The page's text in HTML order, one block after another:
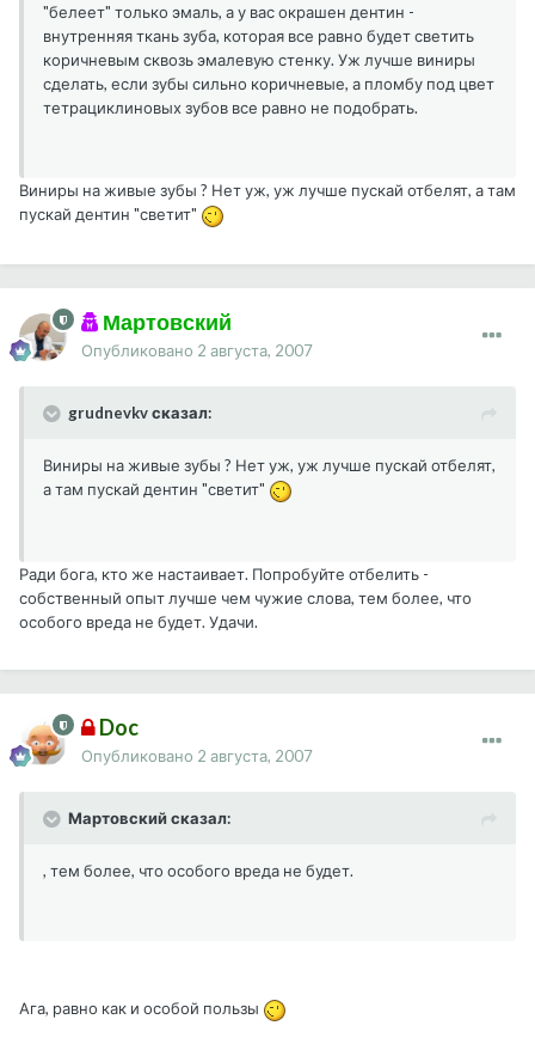
"белеет" только эмаль, а у вас окрашен дентин -
внутренняя ткань зуба, которая все равно будет светить
коричневым сквозь эмалевую стенку. Уж лучше виниры
сделать, если зубы сильно коричневые, а пломбу под цвет
тетрациклиновых зубов все равно не подобрать.
Виниры на живые зубы ? Нет уж, уж лучше пускай отбелят, а там
пускай дентин "светит"
Мартовский
Опубликовано 2 августа, 2007
grudnevkv сказал:
Виниры на живые зубы ? Нет уж, уж лучше пускай отбелят,
а там пускай дентин "светит"
Ради бога, кто же настаивает. Попробуйте отбелить -
собственный опыт лучше чем чужие слова, тем более, что
особого вреда не будет. Удачи.
Doc
Опубликовано 2 августа, 2007
Мартовский сказал:
, тем более, что особого вреда не будет.
Ага, равно как и особой пользы